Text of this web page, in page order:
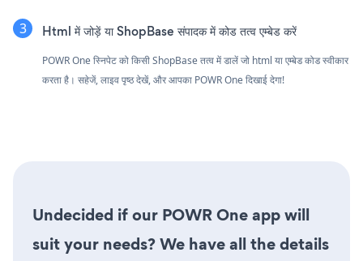
Html में जोड़ें या ShopBase संपादक में कोड तत्व एम्बेड करें
POWR One स्निपेट को किसी ShopBase तत्व में डालें जो html या एम्बेड कोड स्वीकार
करता है। सहेजें, लाइव पृष्ठ देखें, और आपका POWR One दिखाई देगा!
Undecided if our POWR One app will
suit your needs? We have all the details